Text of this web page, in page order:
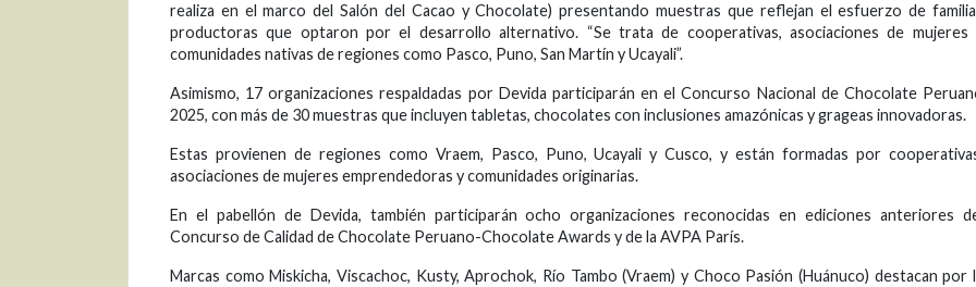
realiza en el marco del Salón del Cacao y Chocolate) presentando muestras que reflejan el esfuerzo de
productoras que optaron por el desarrollo alternativo. “Se trata de cooperativas, asociaciones de mujeres
comunidades nativas de regiones como Pasco, Puno, San Martín y Ucayali”.
Asimismo, 17 organizaciones respaldadas por Devida participarán en el Concurso Nacional de Chocolate
2025, con más de 30 muestras que incluyen tabletas, chocolates con inclusiones amazónicas y grageas innovadoras.
Estas provienen de regiones como Vraem, Pasco, Puno, Ucayali y Cusco, y están formadas por
asociaciones de mujeres emprendedoras y comunidades originarias.
En el pabellón de Devida, también participarán ocho organizaciones reconocidas en ediciones anteriores
Concurso de Calidad de Chocolate Peruano-Chocolate Awards y de la AVPA París.
Marcas como Miskicha, Viscachoc, Kusty, Aprochok, Río Tambo (Vraem) y Choco Pasión (Huánuco) destacan por